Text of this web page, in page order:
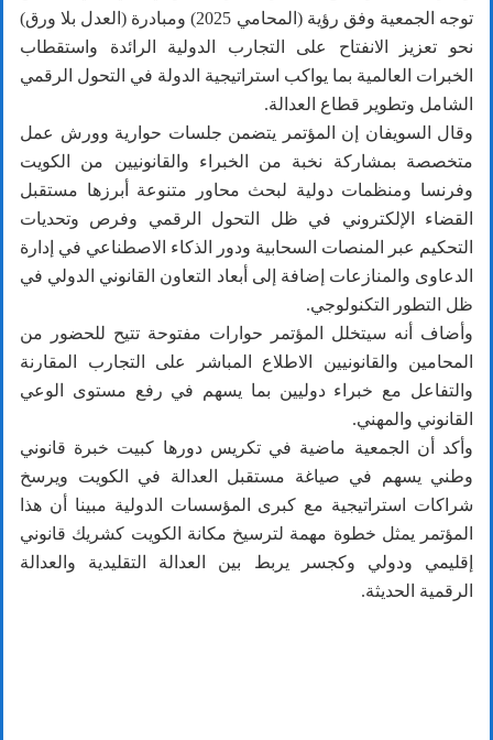
توجه الجمعية وفق رؤية (المحامي 2025) ومبادرة (العدل بلا ورق)
نحو تعزيز الانفتاح على التجارب الدولية الرائدة واستقطاب
الخبرات العالمية بما يواكب استراتيجية الدولة في التحول الرقمي
الشامل وتطوير قطاع العدالة.
وقال السويفان إن المؤتمر يتضمن جلسات حوارية وورش عمل
متخصصة بمشاركة نخبة من الخبراء والقانونيين من الكويت
وفرنسا ومنظمات دولية لبحث محاور متنوعة أبرزها مستقبل
القضاء الإلكتروني في ظل التحول الرقمي وفرص وتحديات
التحكيم عبر المنصات السحابية ودور الذكاء الاصطناعي في إدارة
الدعاوى والمنازعات إضافة إلى أبعاد التعاون القانوني الدولي في
ظل التطور التكنولوجي.
وأضاف أنه سيتخلل المؤتمر حوارات مفتوحة تتيح للحضور من
المحامين والقانونيين الاطلاع المباشر على التجارب المقارنة
والتفاعل مع خبراء دوليين بما يسهم في رفع مستوى الوعي
القانوني والمهني.
وأكد أن الجمعية ماضية في تكريس دورها كبيت خبرة قانوني
وطني يسهم في صياغة مستقبل العدالة في الكويت ويرسخ
شراكات استراتيجية مع كبرى المؤسسات الدولية مبينا أن هذا
المؤتمر يمثل خطوة مهمة لترسيخ مكانة الكويت كشريك قانوني
إقليمي ودولي وكجسر يربط بين العدالة التقليدية والعدالة
الرقمية الحديثة.